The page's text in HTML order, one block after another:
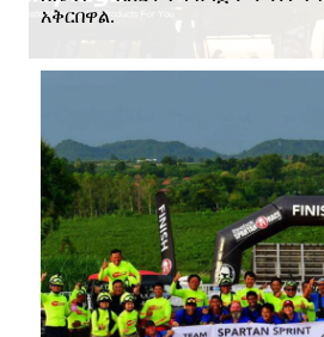
አቅርበዋል.